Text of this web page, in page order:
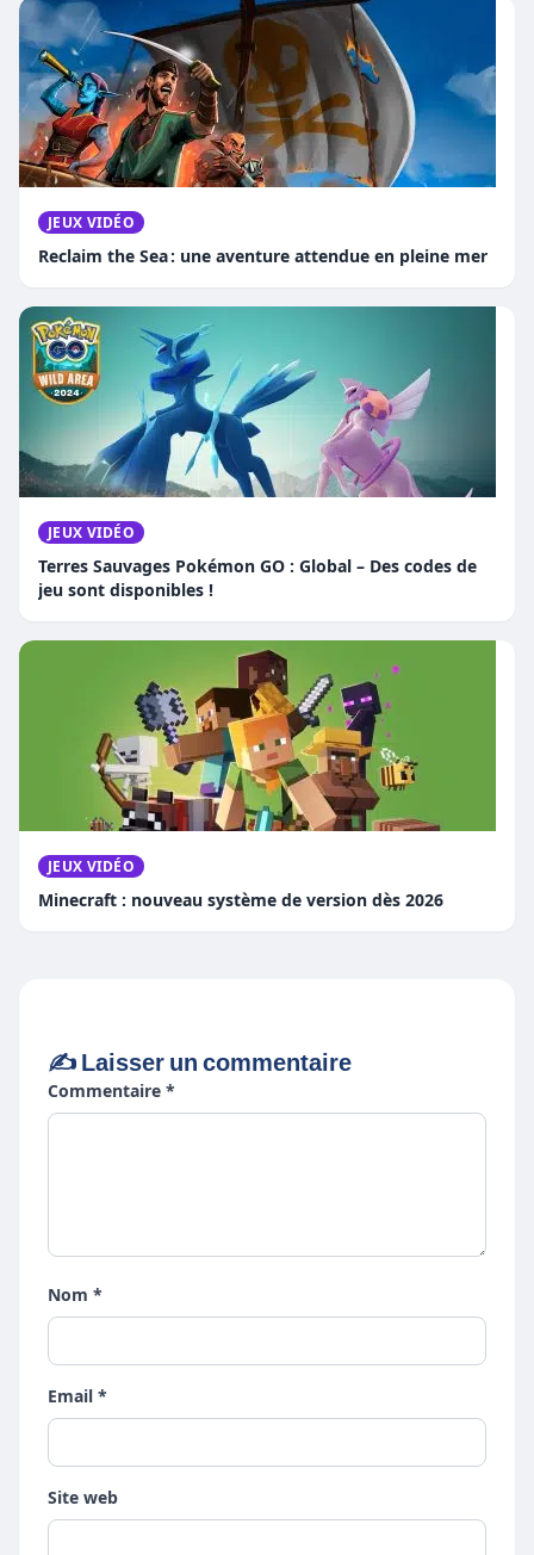
JEUX VIDÉO
Reclaim the Sea : une aventure attendue en pleine mer
JEUX VIDÉO
Terres Sauvages Pokémon GO : Global – Des codes de
jeu sont disponibles !
JEUX VIDÉO
Minecraft : nouveau système de version dès 2026
✍️ Laisser un commentaire
Commentaire *
Nom *
Email *
Site web